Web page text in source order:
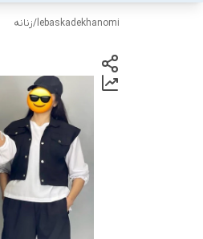
lebaskadekhanomi
/زنانه